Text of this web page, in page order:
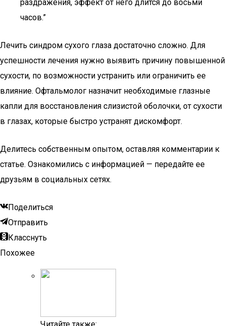
раздражения, эффект от него длится до восьми
часов.”
Лечить синдром сухого глаза достаточно сложно. Для
успешности лечения нужно выявить причину повышенной
сухости, по возможности устранить или ограничить ее
влияние. Офтальмолог назначит необходимые глазные
капли для восстановления слизистой оболочки, от сухости
в глазах, которые быстро устранят дискомфорт.
Делитесь собственным опытом, оставляя комментарии к
статье. Ознакомились с информацией — передайте ее
друзьям в социальных сетях.
Поделиться
Отправить
Класснуть
Похожее